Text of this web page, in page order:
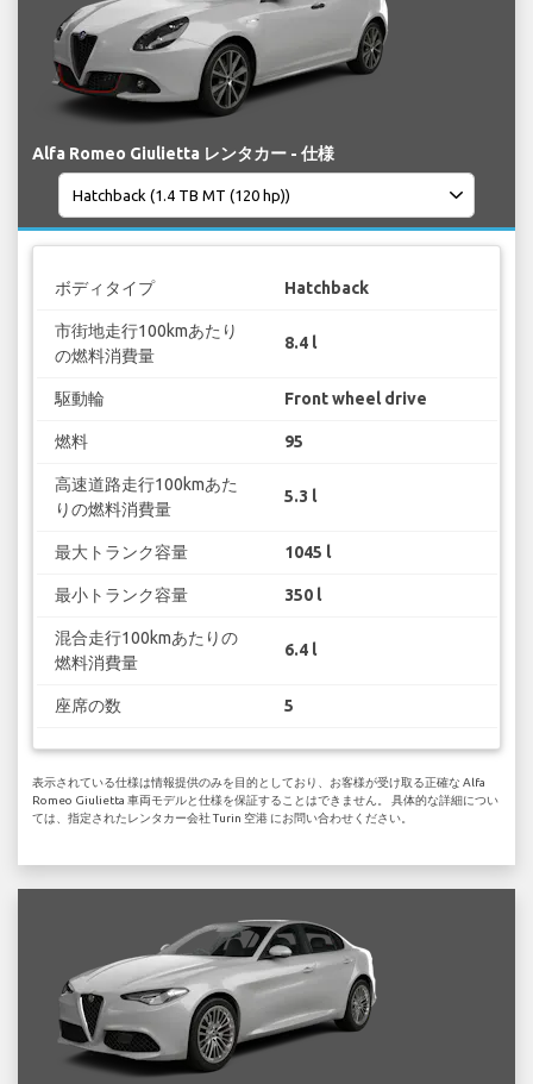
Alfa Romeo Giulietta レンタカー - 仕様
ボディタイプ Hatchback
市街地走行100kmあたり
の燃料消費量
8.4 l
駆動輪 Front wheel drive
燃料 95
高速道路走行100kmあた
りの燃料消費量
5.3 l
最大トランク容量 1045 l
最小トランク容量 350 l
混合走行100kmあたりの
燃料消費量
6.4 l
座席の数 5
表示されている仕様は情報提供のみを目的としており、お客様が受け取る正確な Alfa
Romeo Giulietta 車両モデルと仕様を保証することはできません。 具体的な詳細につい
ては、指定されたレンタカー会社 Turin 空港 にお問い合わせください。